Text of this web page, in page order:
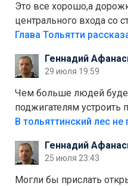
Это все хорошо,а
центрального входа со
аттракционам слабо
лежала в парке и
украли.
Геннадий
29 июля 19:59
Чем больше людей
поджигателям устроить
костры,тех надо
Штрафы мизерные.
Геннадий
25 июля 23:43
Могли бы прислать